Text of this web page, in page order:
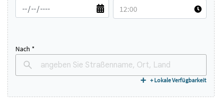
Nach *
+ Lokale Verfügbarkeit